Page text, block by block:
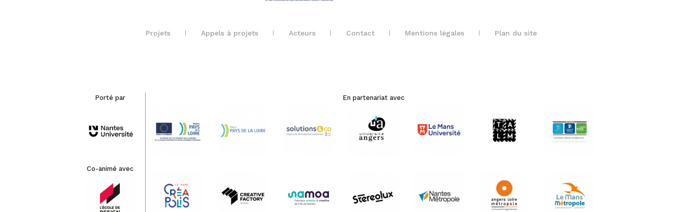
Projets Appels à projets Acteurs Contact Mentions légales Plan du site
Porté par
Co-animé avec
En partenariat avec